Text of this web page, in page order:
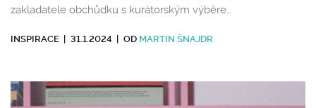
zakladatele obchůdku s kurátorským výběre…
INSPIRACE 31.1.2024 OD MARTIN ŠNAJDR